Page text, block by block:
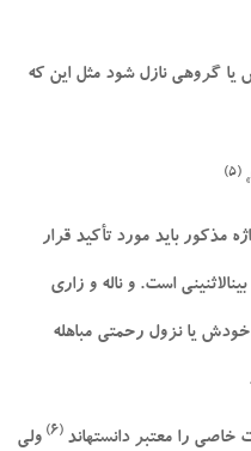
گروهى نازل شود مثل اين كه
(5)
مذكور بايد مورد تأكيد قرار
است. و ناله و زارى
خودش يا نزول رحمتى مباهله
را معتبر دانسته‏اند (6) ولى